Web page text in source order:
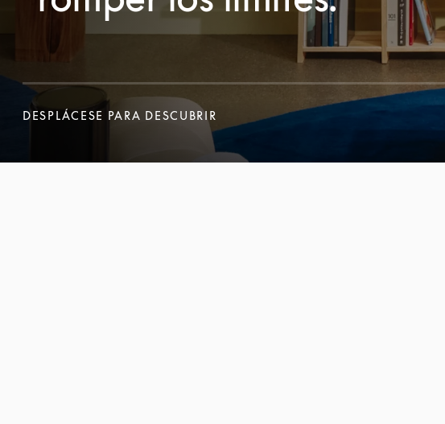
DESPLÁCESE PARA DESCUBRIR
DESPLÁCESE PARA DESCUBRIR